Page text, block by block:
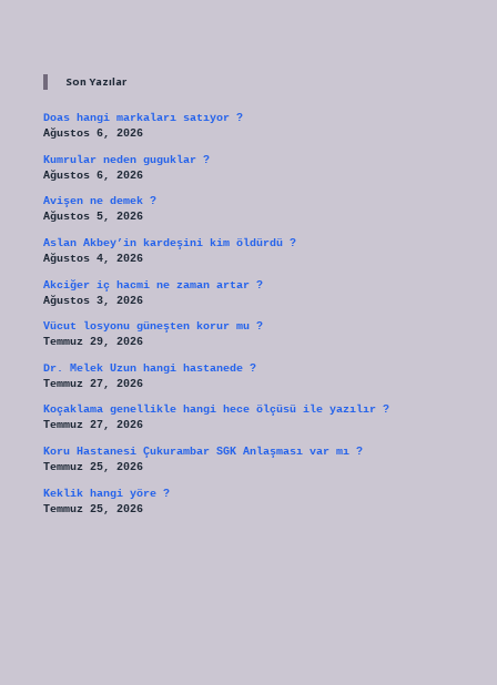
Son Yazılar
Doas hangi markaları satıyor ?
Ağustos 6, 2026
Kumrular neden guguklar ?
Ağustos 6, 2026
Avişen ne demek ?
Ağustos 5, 2026
Aslan Akbey’in kardeşini kim öldürdü ?
Ağustos 4, 2026
Akciğer iç hacmi ne zaman artar ?
Ağustos 3, 2026
Vücut losyonu güneşten korur mu ?
Temmuz 29, 2026
Dr. Melek Uzun hangi hastanede ?
Temmuz 27, 2026
Koçaklama genellikle hangi hece ölçüsü ile yazılır ?
Temmuz 27, 2026
Koru Hastanesi Çukurambar SGK Anlaşması var mı ?
Temmuz 25, 2026
Keklik hangi yöre ?
Temmuz 25, 2026